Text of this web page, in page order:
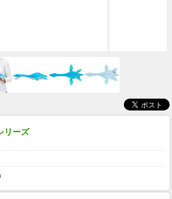
リーズ